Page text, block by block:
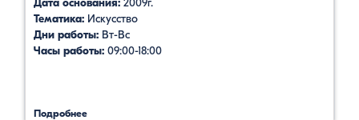
Дата основания: 2009г.
Тематика: Искусство
Дни работы: Вт-Вс
Часы работы: 09:00-18:00
Подробнее